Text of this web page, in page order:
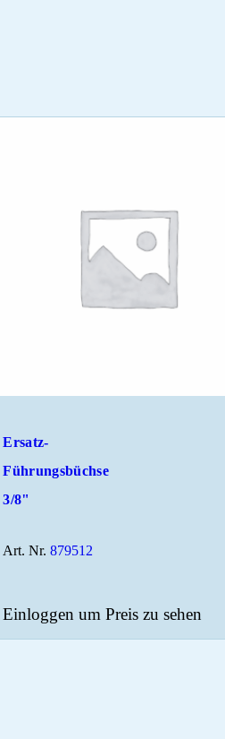
Ersatz-
Führungsbüchse
3/8"
Art. Nr. 879512
Einloggen um Preis zu sehen